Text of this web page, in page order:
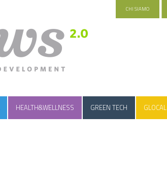
CHI SIAMO
HEALTH&WELLNESS GREEN TECH GLOCAL